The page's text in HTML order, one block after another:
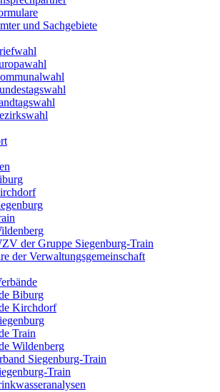
und Sachgebiete
der Gruppe Siegenburg-Train
der Verwaltungsgemeinschaft
Biburg
Kirchdorf
Train
Wildenberg
Siegenburg-Train
Train